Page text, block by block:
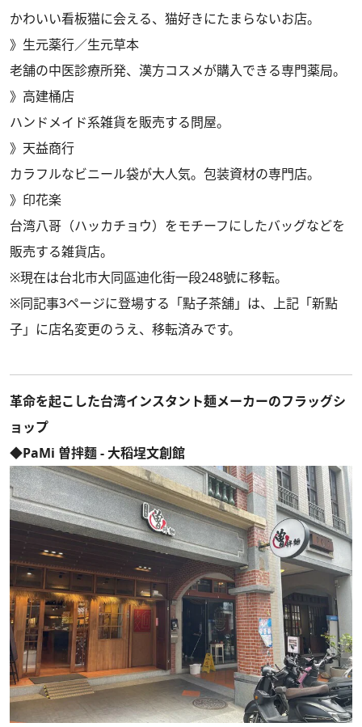
かわいい看板猫に会える、猫好きにたまらないお店。
》 生元薬行／生元草本
老舗の中医診療所発、漢方コスメが購入できる専門薬局。
》 高建桶店
ハンドメイド系雑貨を販売する問屋。
》 天益商行
カラフルなビニール袋が大人気。包装資材の専門店。
》 印花楽
台湾八哥（ハッカチョウ）をモチーフにしたバッグなどを
販売する雑貨店。
※現在は台北市大同區迪化街一段248號に移転。
※同記事3ページに登場する「點子茶舖」は、上記「新點
子」に店名変更のうえ、移転済みです。
革命を起こした台湾インスタント麺メーカーのフラッグシ
ョップ
◆PaMi 曽拌麵 - 大稻埕文創館